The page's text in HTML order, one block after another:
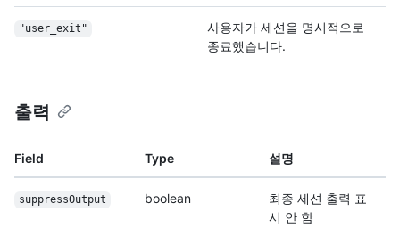
"user_exit"
사용자가 세션을 명시적으로
종료했습니다.
출력
Field Type 설명
suppressOutput boolean
최종 세션 출력 표
시 안 함